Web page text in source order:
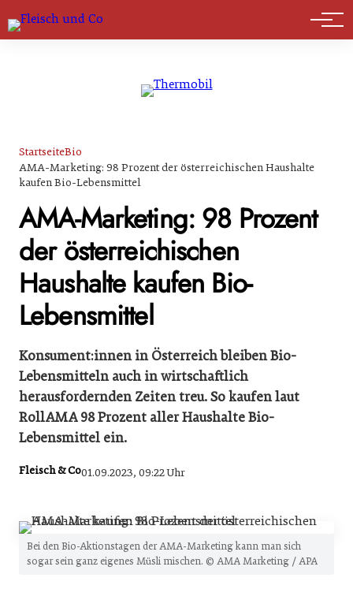
Marktführer
StartseiteBio
AMA-Marketing: 98 Prozent der österreichischen Haushalte
kaufen Bio-Lebensmittel
AMA-Marketing: 98 Prozent
der österreichischen
Haushalte kaufen Bio-
Lebensmittel
Konsument:innen in Österreich bleiben Bio-
Lebensmitteln auch in wirtschaftlich
herausfordernden Zeiten treu. So kaufen laut
RollAMA 98 Prozent aller Haushalte Bio-
Lebensmittel ein.
Fleisch & Co01.09.2023, 09:22 Uhr
Bei den Bio-Aktionstagen der AMA-Marketing kann man sich
sogar sein ganz eigenes Müsli mischen. © AMA Marketing / APA